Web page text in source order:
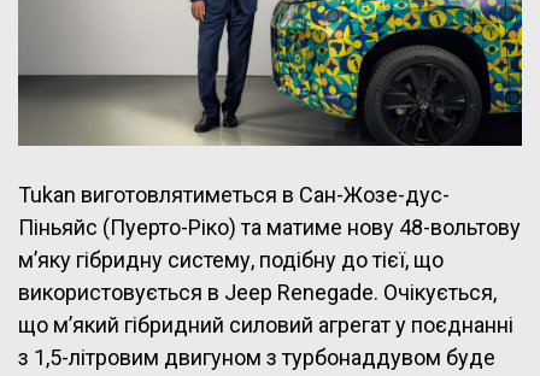
Tukan виготовлятиметься в Сан-Жозе-дус-
Піньяйс (Пуерто-Ріко) та матиме нову 48-вольтову
м’яку гібридну систему, подібну до тієї, що
використовується в Jeep Renegade. Очікується,
що м’який гібридний силовий агрегат у поєднанні
з 1,5-літровим двигуном з турбонаддувом буде